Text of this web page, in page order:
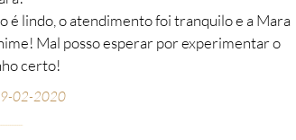
é lindo, o atendimento foi tranquilo e a Mara
Mal posso esperar por experimentar o
certo!
02-2020